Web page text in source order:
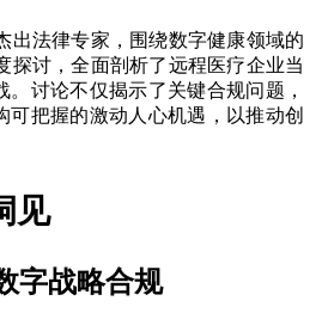
出法律专家，围绕数字健康领域的
探讨，全面剖析了远程医疗企业当
讨论不仅揭示了关键合规问题，
可把握的激动人心机遇，以推动创
见
字战略合规